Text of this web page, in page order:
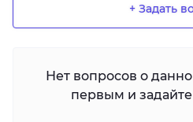
+ Задать
Нет вопросов о
первым и